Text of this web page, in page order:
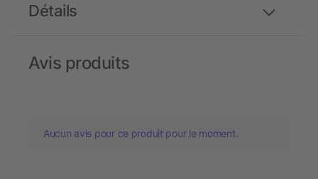
Détails
Avis produits
Aucun avis pour ce produit pour le moment.